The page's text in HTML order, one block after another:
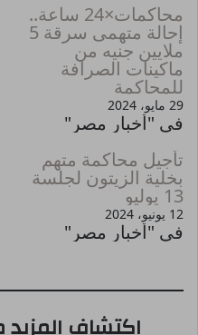
محاكمات×24 ساعة..
إحالة متهمى سرقة 5
ملايين جنيه من
ماكينات الصرافة
للمحاكمة
29 مايو، 2024
في "أخبار مصر"
تأجيل محاكمة متهم
بخلية الزيتون لجلسة
13 يوليو
12 يونيو، 2024
في "أخبار مصر"